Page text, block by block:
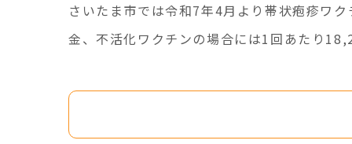
さいたま市では令和7年4月より帯状疱疹ワ
金、不活化ワクチンの場合には1回あたり